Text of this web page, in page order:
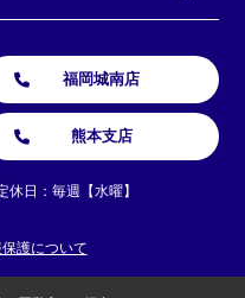
福岡城南店
熊本支店
日：毎週【水曜】
護について